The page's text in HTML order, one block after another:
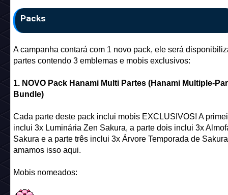
Packs
A campanha contará com 1 novo pack, ele será
partes contendo 3 emblemas e mobis exclusivos:
1. NOVO Pack Hanami Multi Partes (Hanami Multiple-
Bundle)
Cada parte deste pack inclui mobis EXCLUSIVOS! A
inclui 3x Luminária Zen Sakura, a parte dois inclui 3x
Sakura e a parte três inclui 3x Árvore Temporada de
amamos isso aqui.
Mobis nomeados: